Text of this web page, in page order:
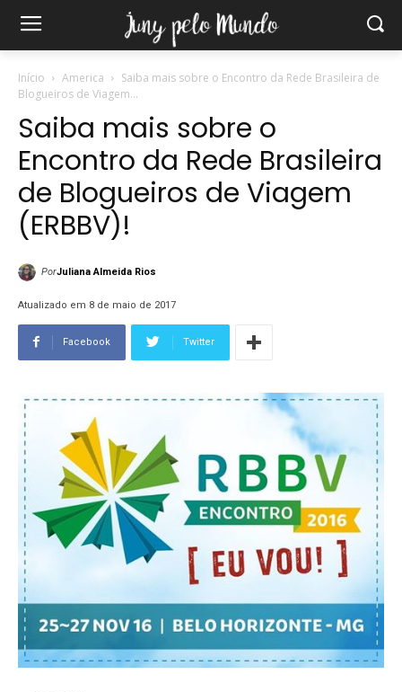
Início America
Saiba mais sobre o Encontro da Rede Brasileira de
Blogueiros de Viagem...
Saiba mais sobre o
Encontro da Rede Brasileira
de Blogueiros de Viagem
(ERBBV)!
PorJuliana Almeida Rios
Atualizado em 8 de maio de 2017
Facebook Twitter